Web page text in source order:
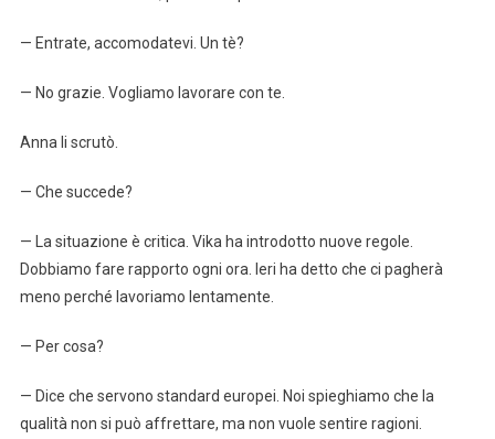
— Entrate, accomodatevi. Un tè?
— No grazie. Vogliamo lavorare con te.
Anna li scrutò.
— Che succede?
— La situazione è critica. Vika ha introdotto nuove regole.
Dobbiamo fare rapporto ogni ora. Ieri ha detto che ci pagherà
meno perché lavoriamo lentamente.
— Per cosa?
— Dice che servono standard europei. Noi spieghiamo che la
qualità non si può affrettare, ma non vuole sentire ragioni.